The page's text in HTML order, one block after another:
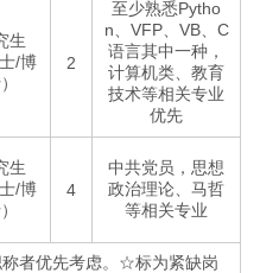
生
士/博
2
至少熟悉Pytho
n、VFP、VB、C
语言其中一种，
计算机类、教育
技术等相关专业
优先
生
士/博
4
中共党员，思想
政治理论、马哲
等相关专业
者优先考虑。☆标为紧缺岗